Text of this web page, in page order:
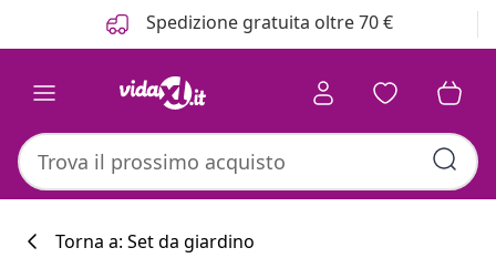
Spedizione gratuita oltre 70 €
Torna a: Set da giardino